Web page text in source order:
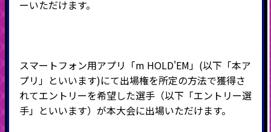
ーいただけます。
スマートフォン用アプリ「m HOLD'EM」 (以下「本ア
プリ」といいます)にて出場権を所定の方法で獲得さ
れてエントリーを希望した選手（以下「エントリー選
手」といいます）が本大会に出場いただけます。